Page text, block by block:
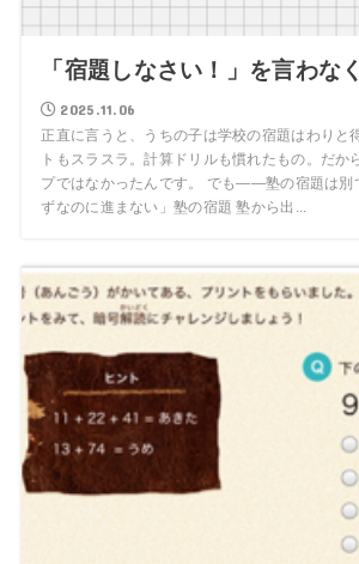
「宿題しなさい！」を言わな
2025.11.06
正直に言うと、うちの子は学校の宿題はわりと
トもスラスラ。計算ドリルも慣れたもの。だか
プではなかったんです。 でも——塾の宿題は別
ずなのに進まない」塾の宿題 塾から出...